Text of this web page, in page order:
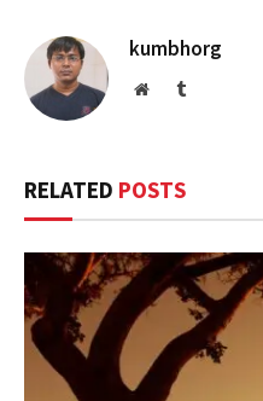
kumbhorg
WebsiteTumblr
RELATED POSTS